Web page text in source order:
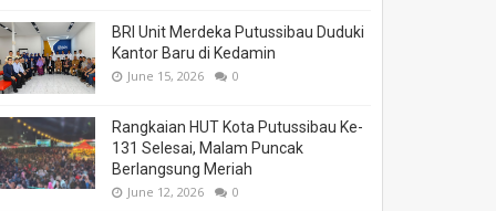
BRI Unit Merdeka Putussibau Duduki
Kantor Baru di Kedamin
June 15, 2026 0
Rangkaian HUT Kota Putussibau Ke-
131 Selesai, Malam Puncak
Berlangsung Meriah
June 12, 2026 0